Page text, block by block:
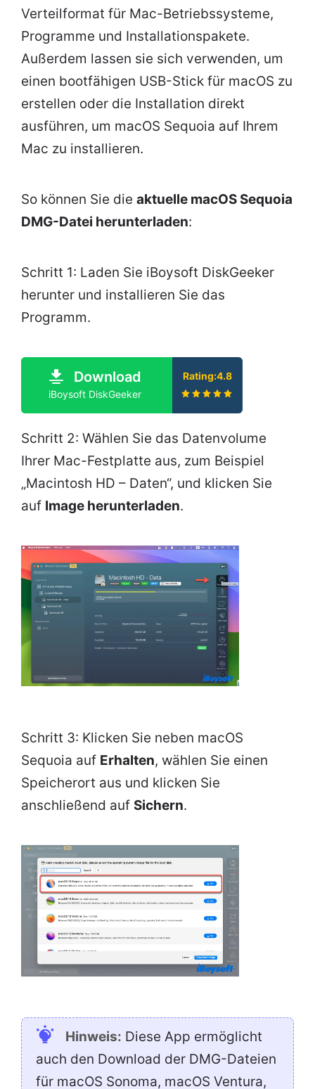
Verteilformat für Mac-Betriebssysteme,
Programme und Installationspakete.
Außerdem lassen sie sich verwenden, um
einen bootfähigen USB-Stick für macOS zu
erstellen oder die Installation direkt
ausführen, um macOS Sequoia auf Ihrem
Mac zu installieren.
So können Sie die aktuelle macOS Sequoia
DMG-Datei herunterladen:
Schritt 1: Laden Sie iBoysoft DiskGeeker
herunter und installieren Sie das
Programm.
Download
iBoysoft DiskGeeker
Rating:4.8
Schritt 2: Wählen Sie das Datenvolume
Ihrer Mac-Festplatte aus, zum Beispiel
„Macintosh HD – Daten“, und klicken Sie
auf Image herunterladen.
Schritt 3: Klicken Sie neben macOS
Sequoia auf Erhalten, wählen Sie einen
Speicherort aus und klicken Sie
anschließend auf Sichern.
Hinweis: Diese App ermöglicht
auch den Download der DMG-Dateien
für macOS Sonoma, macOS Ventura,